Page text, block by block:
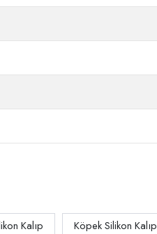
Kalıp Köpek Silikon Kalıp